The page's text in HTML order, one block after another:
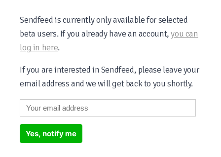
Sendfeed is currently only available for selected
beta users. If you already have an account,you can
log in here.
If you are interested in Sendfeed, please leave your
email address and we will get back to you shortly.
Yes, notify me